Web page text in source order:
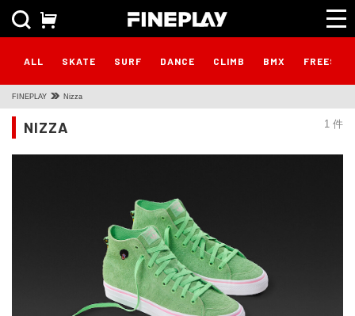
ALL SKATE SURF DANCE CLIMB BMX
FINEPLAY Nizza
1 件
NIZZA